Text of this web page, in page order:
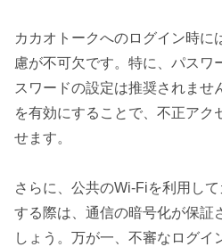
カカオトークへのログイン時に
慮が不可欠です。特に、パスワ
スワードの設定は推奨されませ
を有効にすることで、不正アク
せます。
さらに、公共のWi-Fiを利用し
する際は、通信の暗号化が保証
しょう。万が一、不審なログイ